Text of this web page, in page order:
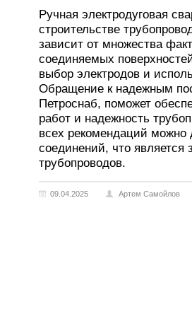
Ручная электродуговая
строительстве
зависит от множества
соединяемых
выбор электродов и
Обращение к надежным
Петроснаб, поможет
работ и надежность
всех рекомендаций можно
соединений, что является
трубопроводов.
09.04.2025 Артем Самойлов